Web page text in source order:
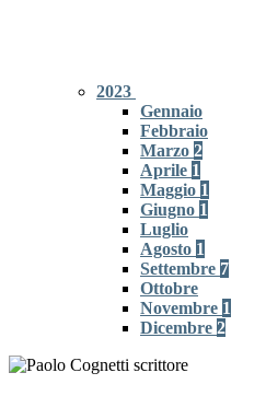
2023
Gennaio
Febbraio
Marzo 2
Aprile 1
Maggio 1
Giugno 1
Luglio
Agosto 1
Settembre 7
Ottobre
Novembre 1
Dicembre 2